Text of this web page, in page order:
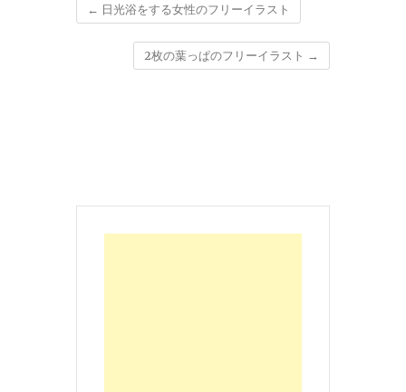
← 日光浴をする女性のフリーイラスト
2枚の葉っぱのフリーイラスト →